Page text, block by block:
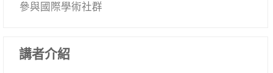
參與國際學術社群
講者介紹